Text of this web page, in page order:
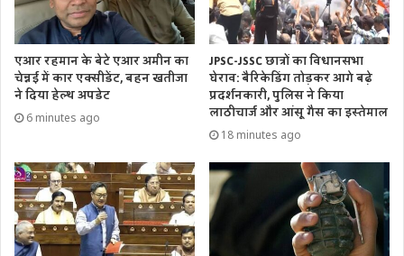
एआर रहमान के बेटे एआर अमीन का
चेन्नई में कार एक्सीडेंट, बहन खतीजा
ने दिया हेल्थ अपडेट
6 minutes ago
JPSC-JSSC छात्रों का विधानसभा
घेराव: बैरिकेडिंग तोड़कर आगे बढ़े
प्रदर्शनकारी, पुलिस ने किया
लाठीचार्ज और आंसू गैस का इस्तेमाल
18 minutes ago